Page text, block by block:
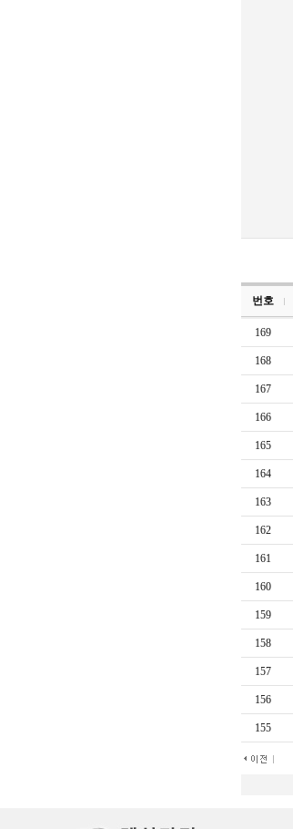
번호
169
168
167
166
165
164
163
162
161
160
159
158
157
156
155